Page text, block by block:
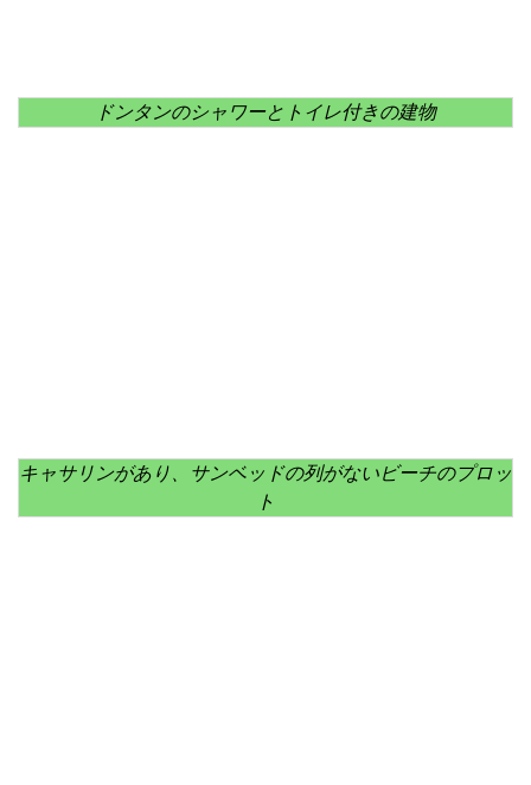
ドンタンのシャワーとトイレ付きの建物
キャサリンがあり、サンベッドの列がないビーチのプロッ
ト